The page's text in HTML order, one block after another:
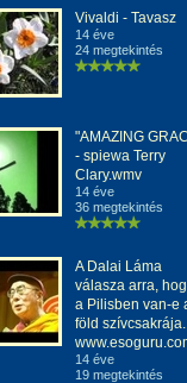
Vivaldi - Tavasz
14 éve
24 megtekintés
"AMAZING
- spiewa Terry
Clary.wmv
14 éve
36 megtekintés
A Dalai Láma
válasza arra,
a Pilisben van-e
föld szívcsakrája.
14 éve
19 megtekintés